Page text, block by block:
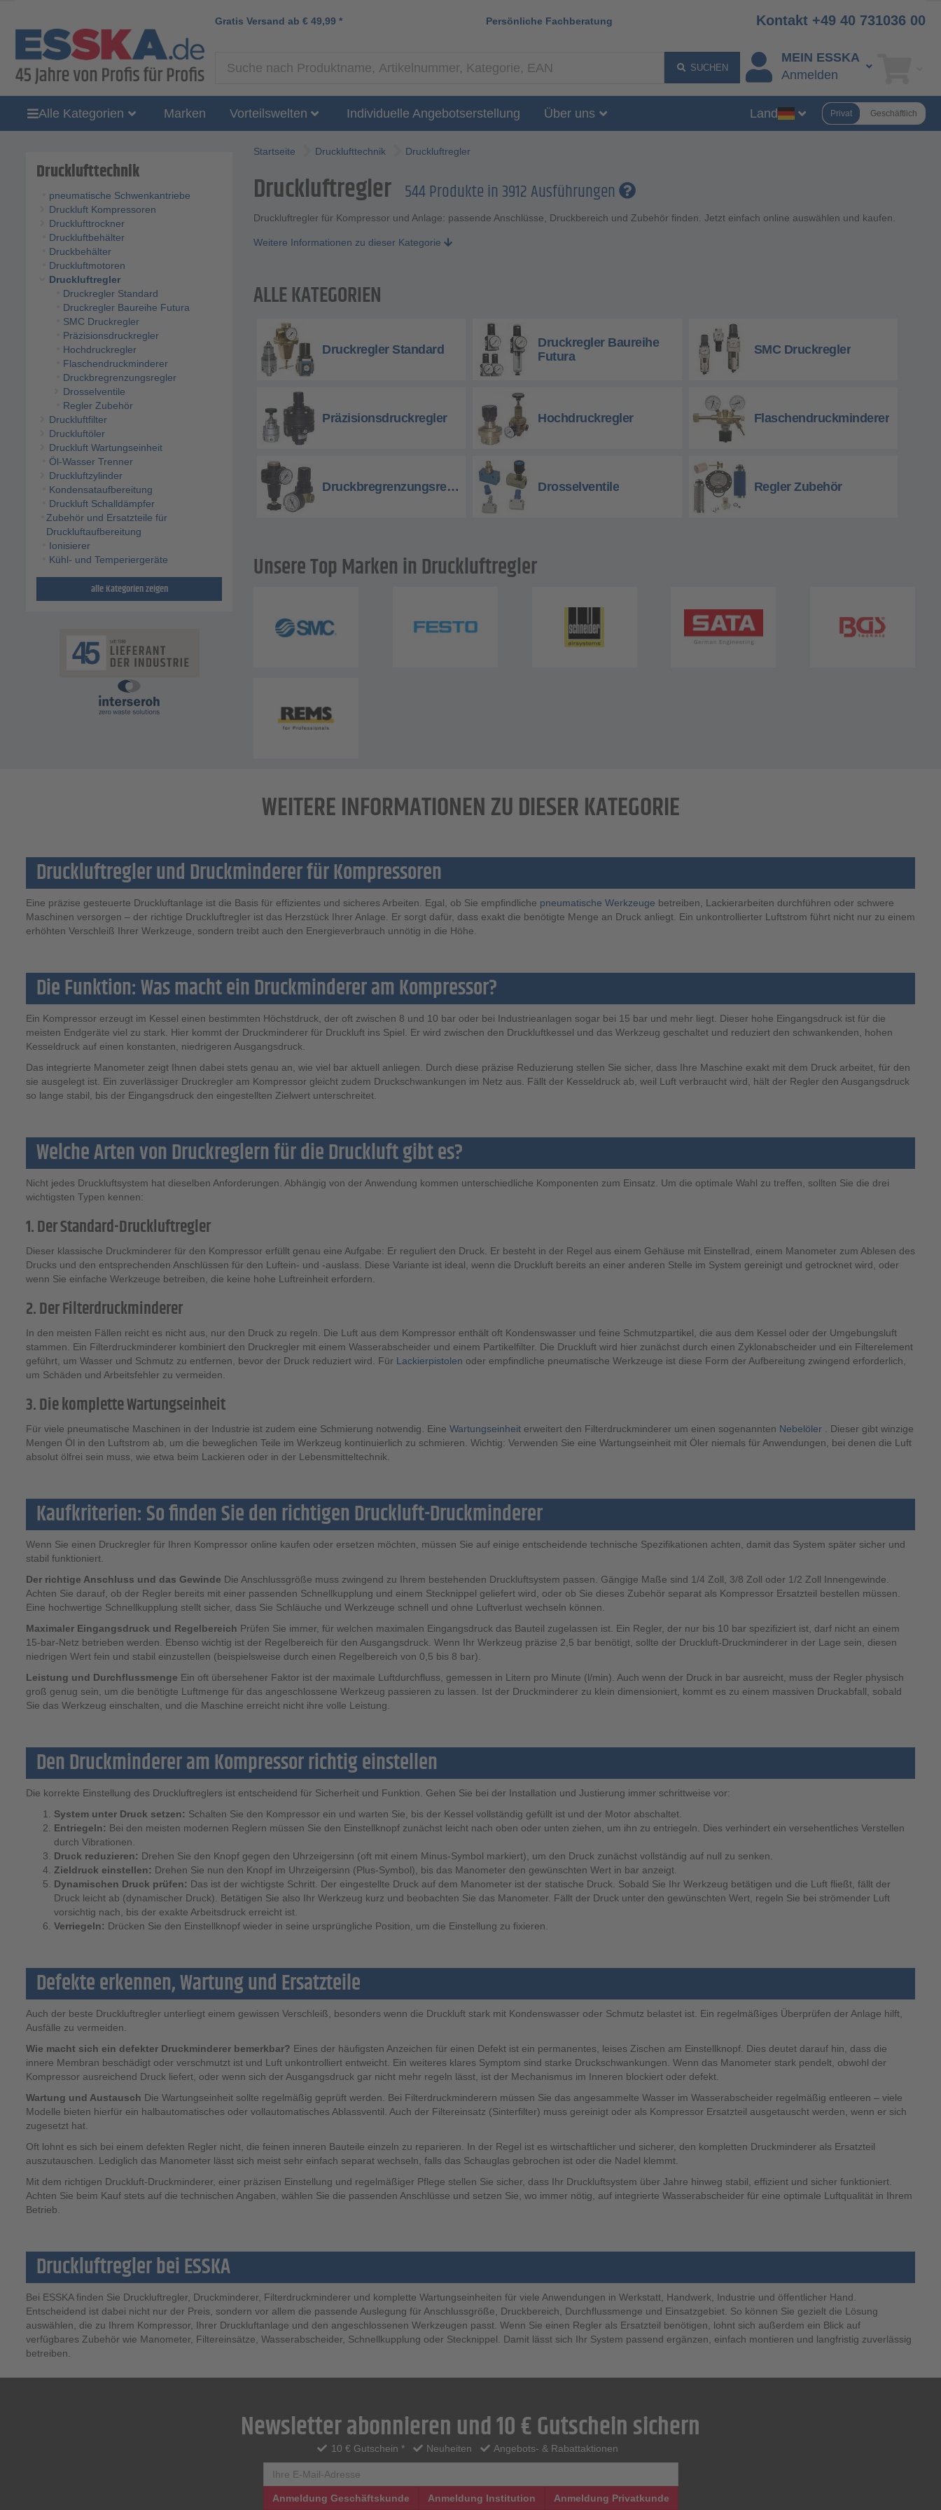
Gratis Versand ab € 49,99 * Persönliche Fachberatung Kontakt +49 40 731036 00
SUCHEN
MEIN ESSKA
Anmelden
Alle Kategorien Marken Vorteilswelten Individuelle Angebotserstellung Über uns Land Privat Geschäftlich
Drucklufttechnik
pneumatische Schwenkantriebe
Druckluft Kompressoren
Drucklufttrockner
Druckluftbehälter
Druckbehälter
Druckluftmotoren
Druckluftregler
Druckregler Standard
Druckregler Baureihe Futura
SMC Druckregler
Präzisionsdruckregler
Hochdruckregler
Flaschendruckminderer
Druckbregrenzungsregler
Drosselventile
Regler Zubehör
Druckluftfilter
Druckluftöler
Druckluft Wartungseinheit
Öl-Wasser Trenner
Druckluftzylinder
Kondensataufbereitung
Druckluft Schalldämpfer
Zubehör und Ersatzteile für
Druckluftaufbereitung
Ionisierer
Kühl- und Temperiergeräte
alle Kategorien zeigen
Startseite Drucklufttechnik Druckluftregler
Druckluftregler 544 Produkte in 3912 Ausführungen
Druckluftregler für Kompressor und Anlage: passende Anschlüsse, Druckbereich und Zubehör finden. Jetzt einfach online auswählen und kaufen.
Weitere Informationen zu dieser Kategorie
ALLE KATEGORIEN
Druckregler Standard
Druckregler Baureihe
Futura
SMC Druckregler
Präzisionsdruckregler Hochdruckregler Flaschendruckminderer
Druckbregrenzungsregler Drosselventile Regler Zubehör
Unsere Top Marken in Druckluftregler
WEITERE INFORMATIONEN ZU DIESER KATEGORIE
Druckluftregler und Druckminderer für Kompressoren
Eine präzise gesteuerte Druckluftanlage ist die Basis für effizientes und sicheres Arbeiten. Egal, ob Sie empfindliche pneumatische Werkzeuge betreiben, Lackierarbeiten durchführen oder schwere
Maschinen versorgen – der richtige Druckluftregler ist das Herzstück Ihrer Anlage. Er sorgt dafür, dass exakt die benötigte Menge an Druck anliegt. Ein unkontrollierter Luftstrom führt nicht nur zu einem
erhöhten Verschleiß Ihrer Werkzeuge, sondern treibt auch den Energieverbrauch unnötig in die Höhe.
Die Funktion: Was macht ein Druckminderer am Kompressor?
Ein Kompressor erzeugt im Kessel einen bestimmten Höchstdruck, der oft zwischen 8 und 10 bar oder bei Industrieanlagen sogar bei 15 bar und mehr liegt. Dieser hohe Eingangsdruck ist für die
meisten Endgeräte viel zu stark. Hier kommt der Druckminderer für Druckluft ins Spiel. Er wird zwischen den Druckluftkessel und das Werkzeug geschaltet und reduziert den schwankenden, hohen
Kesseldruck auf einen konstanten, niedrigeren Ausgangsdruck.
Das integrierte Manometer zeigt Ihnen dabei stets genau an, wie viel bar aktuell anliegen. Durch diese präzise Reduzierung stellen Sie sicher, dass Ihre Maschine exakt mit dem Druck arbeitet, für den
sie ausgelegt ist. Ein zuverlässiger Druckregler am Kompressor gleicht zudem Druckschwankungen im Netz aus. Fällt der Kesseldruck ab, weil Luft verbraucht wird, hält der Regler den Ausgangsdruck
so lange stabil, bis der Eingangsdruck den eingestellten Zielwert unterschreitet.
Welche Arten von Druckreglern für die Druckluft gibt es?
Nicht jedes Druckluftsystem hat dieselben Anforderungen. Abhängig von der Anwendung kommen unterschiedliche Komponenten zum Einsatz. Um die optimale Wahl zu treffen, sollten Sie die drei
wichtigsten Typen kennen:
1. Der Standard-Druckluftregler
Dieser klassische Druckminderer für den Kompressor erfüllt genau eine Aufgabe: Er reguliert den Druck. Er besteht in der Regel aus einem Gehäuse mit Einstellrad, einem Manometer zum Ablesen des
Drucks und den entsprechenden Anschlüssen für den Luftein- und -auslass. Diese Variante ist ideal, wenn die Druckluft bereits an einer anderen Stelle im System gereinigt und getrocknet wird, oder
wenn Sie einfache Werkzeuge betreiben, die keine hohe Luftreinheit erfordern.
2. Der Filterdruckminderer
In den meisten Fällen reicht es nicht aus, nur den Druck zu regeln. Die Luft aus dem Kompressor enthält oft Kondenswasser und feine Schmutzpartikel, die aus dem Kessel oder der Umgebungsluft
stammen. Ein Filterdruckminderer kombiniert den Druckregler mit einem Wasserabscheider und einem Partikelfilter. Die Druckluft wird hier zunächst durch einen Zyklonabscheider und ein Filterelement
geführt, um Wasser und Schmutz zu entfernen, bevor der Druck reduziert wird. Für Lackierpistolen oder empfindliche pneumatische Werkzeuge ist diese Form der Aufbereitung zwingend erforderlich,
um Schäden und Arbeitsfehler zu vermeiden.
3. Die komplette Wartungseinheit
Für viele pneumatische Maschinen in der Industrie ist zudem eine Schmierung notwendig. Eine Wartungseinheit erweitert den Filterdruckminderer um einen sogenannten Nebelöler . Dieser gibt winzige
Mengen Öl in den Luftstrom ab, um die beweglichen Teile im Werkzeug kontinuierlich zu schmieren. Wichtig: Verwenden Sie eine Wartungseinheit mit Öler niemals für Anwendungen, bei denen die Luft
absolut ölfrei sein muss, wie etwa beim Lackieren oder in der Lebensmitteltechnik.
Kaufkriterien: So finden Sie den richtigen Druckluft-Druckminderer
Wenn Sie einen Druckregler für Ihren Kompressor online kaufen oder ersetzen möchten, müssen Sie auf einige entscheidende technische Spezifikationen achten, damit das System später sicher und
stabil funktioniert.
Der richtige Anschluss und das Gewinde Die Anschlussgröße muss zwingend zu Ihrem bestehenden Druckluftsystem passen. Gängige Maße sind 1/4 Zoll, 3/8 Zoll oder 1/2 Zoll Innengewinde.
Achten Sie darauf, ob der Regler bereits mit einer passenden Schnellkupplung und einem Stecknippel geliefert wird, oder ob Sie dieses Zubehör separat als Kompressor Ersatzteil bestellen müssen.
Eine hochwertige Schnellkupplung stellt sicher, dass Sie Schläuche und Werkzeuge schnell und ohne Luftverlust wechseln können.
Maximaler Eingangsdruck und Regelbereich Prüfen Sie immer, für welchen maximalen Eingangsdruck das Bauteil zugelassen ist. Ein Regler, der nur bis 10 bar spezifiziert ist, darf nicht an einem
15-bar-Netz betrieben werden. Ebenso wichtig ist der Regelbereich für den Ausgangsdruck. Wenn Ihr Werkzeug präzise 2,5 bar benötigt, sollte der Druckluft-Druckminderer in der Lage sein, diesen
niedrigen Wert fein und stabil einzustellen (beispielsweise durch einen Regelbereich von 0,5 bis 8 bar).
Leistung und Durchflussmenge Ein oft übersehener Faktor ist der maximale Luftdurchfluss, gemessen in Litern pro Minute (l/min). Auch wenn der Druck in bar ausreicht, muss der Regler physisch
groß genug sein, um die benötigte Luftmenge für das angeschlossene Werkzeug passieren zu lassen. Ist der Druckminderer zu klein dimensioniert, kommt es zu einem massiven Druckabfall, sobald
Sie das Werkzeug einschalten, und die Maschine erreicht nicht ihre volle Leistung.
Den Druckminderer am Kompressor richtig einstellen
Die korrekte Einstellung des Druckluftreglers ist entscheidend für Sicherheit und Funktion. Gehen Sie bei der Installation und Justierung immer schrittweise vor:
System unter Druck setzen: Schalten Sie den Kompressor ein und warten Sie, bis der Kessel vollständig gefüllt ist und der Motor abschaltet.
Entriegeln: Bei den meisten modernen Reglern müssen Sie den Einstellknopf zunächst leicht nach oben oder unten ziehen, um ihn zu entriegeln. Dies verhindert ein versehentliches Verstellen
durch Vibrationen.
Druck reduzieren: Drehen Sie den Knopf gegen den Uhrzeigersinn (oft mit einem Minus-Symbol markiert), um den Druck zunächst vollständig auf null zu senken.
Zieldruck einstellen: Drehen Sie nun den Knopf im Uhrzeigersinn (Plus-Symbol), bis das Manometer den gewünschten Wert in bar anzeigt.
Dynamischen Druck prüfen: Das ist der wichtigste Schritt. Der eingestellte Druck auf dem Manometer ist der statische Druck. Sobald Sie Ihr Werkzeug betätigen und die Luft fließt, fällt der
Druck leicht ab (dynamischer Druck). Betätigen Sie also Ihr Werkzeug kurz und beobachten Sie das Manometer. Fällt der Druck unter den gewünschten Wert, regeln Sie bei strömender Luft
vorsichtig nach, bis der exakte Arbeitsdruck erreicht ist.
Verriegeln: Drücken Sie den Einstellknopf wieder in seine ursprüngliche Position, um die Einstellung zu fixieren.
Defekte erkennen, Wartung und Ersatzteile
Auch der beste Druckluftregler unterliegt einem gewissen Verschleiß, besonders wenn die Druckluft stark mit Kondenswasser oder Schmutz belastet ist. Ein regelmäßiges Überprüfen der Anlage hilft,
Ausfälle zu vermeiden.
Wie macht sich ein defekter Druckminderer bemerkbar? Eines der häufigsten Anzeichen für einen Defekt ist ein permanentes, leises Zischen am Einstellknopf. Dies deutet darauf hin, dass die
innere Membran beschädigt oder verschmutzt ist und Luft unkontrolliert entweicht. Ein weiteres klares Symptom sind starke Druckschwankungen. Wenn das Manometer stark pendelt, obwohl der
Kompressor ausreichend Druck liefert, oder wenn sich der Ausgangsdruck gar nicht mehr regeln lässt, ist der Mechanismus im Inneren blockiert oder defekt.
Wartung und Austausch Die Wartungseinheit sollte regelmäßig geprüft werden. Bei Filterdruckminderern müssen Sie das angesammelte Wasser im Wasserabscheider regelmäßig entleeren – viele
Modelle bieten hierfür ein halbautomatisches oder vollautomatisches Ablassventil. Auch der Filtereinsatz (Sinterfilter) muss gereinigt oder als Kompressor Ersatzteil ausgetauscht werden, wenn er sich
zugesetzt hat.
Oft lohnt es sich bei einem defekten Regler nicht, die feinen inneren Bauteile einzeln zu reparieren. In der Regel ist es wirtschaftlicher und sicherer, den kompletten Druckminderer als Ersatzteil
auszutauschen. Lediglich das Manometer lässt sich meist sehr einfach separat wechseln, falls das Schauglas gebrochen ist oder die Nadel klemmt.
Mit dem richtigen Druckluft-Druckminderer, einer präzisen Einstellung und regelmäßiger Pflege stellen Sie sicher, dass Ihr Druckluftsystem über Jahre hinweg stabil, effizient und sicher funktioniert.
Achten Sie beim Kauf stets auf die technischen Angaben, wählen Sie die passenden Anschlüsse und setzen Sie, wo immer nötig, auf integrierte Wasserabscheider für eine optimale Luftqualität in Ihrem
Betrieb.
Druckluftregler bei ESSKA
Bei ESSKA finden Sie Druckluftregler, Druckminderer, Filterdruckminderer und komplette Wartungseinheiten für viele Anwendungen in Werkstatt, Handwerk, Industrie und öffentlicher Hand.
Entscheidend ist dabei nicht nur der Preis, sondern vor allem die passende Auslegung für Anschlussgröße, Druckbereich, Durchflussmenge und Einsatzgebiet. So können Sie gezielt die Lösung
auswählen, die zu Ihrem Kompressor, Ihrer Druckluftanlage und den angeschlossenen Werkzeugen passt. Wenn Sie einen Regler als Ersatzteil benötigen, lohnt sich außerdem ein Blick auf
verfügbares Zubehör wie Manometer, Filtereinsätze, Wasserabscheider, Schnellkupplung oder Stecknippel. Damit lässt sich Ihr System passend ergänzen, einfach montieren und langfristig zuverlässig
betreiben.
Newsletter abonnieren und 10 € Gutschein sichern
10 € Gutschein * Neuheiten Angebots- & Rabattaktionen
Anmeldung Geschäftskunde Anmeldung Institution Anmeldung Privatkunde